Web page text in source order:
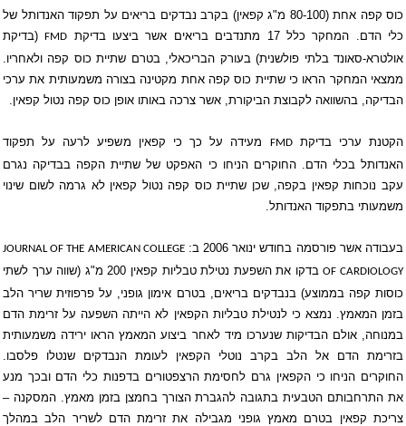
כוס קפה אחת (80-100 מ"ג קפאין) בקרב נבדקים בריאים על תפקוד האנדותל של
כלי הדם. המחקר כלל 17 מתנדבים בריאים אשר ביצעו בדיקת
FMD(בדיקת
אולטרא-סאונד בלתי פולשנית) בעורק הבריכאלי, בטרם שתיית כוס קפה ולאחריו.
ממצאי המחקר הראו כי שתיית כוס קפה אחת מקטינה בצורה משמעותית את ערכי
הבדיקה, בהשוואה לקבוצת הביקורת, אשר צרכה באותו אופן כוס קפה נטול קפאין.
הקטנת ערכי בדיקתFMD
מעידה על כך כי קפאין משפיע לרעה על תפקוד
האנדותל בכלי הדם. החוקרים הניחו כי האפקט של שתיית הקפה בבדיקה נגרם
עקב נוכחות קפאין בקפה, שכן שתיית כוס קפה נטול קפאין לא גרמה לשום שינוי
משמעותי בתפקוד האנדותל.
בעבודה אשר פורסמה בחודש ינואר 2006 ב:
JOURNAL OF THE AMERICAN COLLEGE
OF CARDIOLOGY
בדקו את השפעת נטילת טבליות קפאין 200 מ"ג (שווה ערך לשתי
כוסות קפה בממוצע) בנבדקים בריאים, בטרם אימון גופני, על פרפוזית שריר הלב
בזמן המאמץ. נמצא כי לנטילת טבליות הקפאין לא הייתה השפעה על זרימת הדם
במנוחה, אולם הבדיקות שנערכו מיד לאחר ביצוע המאמץ הראו ירידה משמעותית
בזרימת הדם אל הלב בקרב נוטלי הקפאין לעומת הנבדקים שנטלו פלסבו.
החוקרים הניחו כי הקפאין גרם לחסימת הרצפטורים בדפנות כלי הדם ובכך מנע
את התרחבותם הטבעית בתגובה להגברת הצורך בחמצן בזמן מאמץ. המסקנה –
צריכת קפאין בטרם מאמץ גופני מגבילה את זרימת הדם לשריר הלב במהלך